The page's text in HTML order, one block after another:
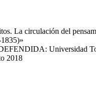
La circulación del
Universidad
2018